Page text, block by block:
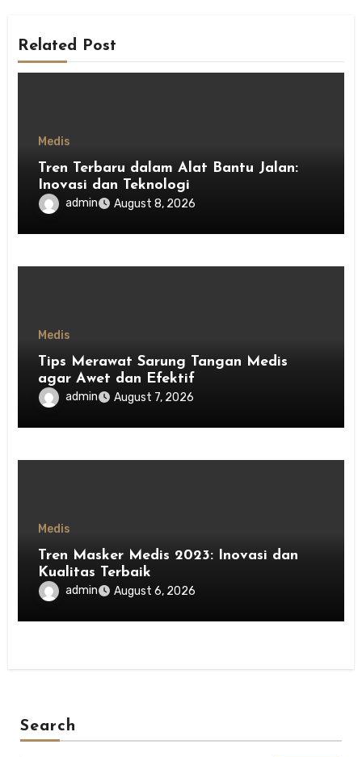
Related Post
Medis
Tren Terbaru dalam Alat Bantu Jalan:
Inovasi dan Teknologi
admin August 8, 2026
Medis
Tips Merawat Sarung Tangan Medis
agar Awet dan Efektif
admin August 7, 2026
Medis
Tren Masker Medis 2023: Inovasi dan
Kualitas Terbaik
admin August 6, 2026
Search